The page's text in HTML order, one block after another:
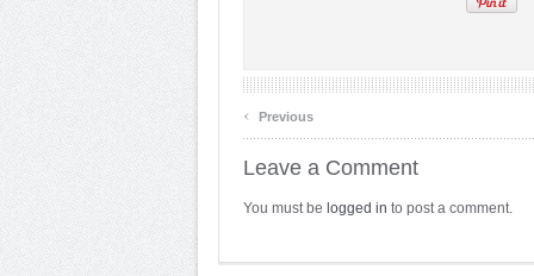
‹ Previous
Leave a Comment
You must be logged in to post a comment.